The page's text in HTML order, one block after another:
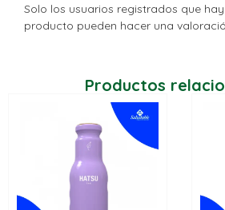
Solo los usuarios registrados que
producto pueden hacer una
Productos